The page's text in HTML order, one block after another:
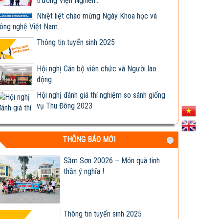
Nhiệt liệt chào mừng Ngày Khoa học và
nghệ Việt Nam...
Thông tin tuyển sinh 2025
Hội nghị Cán bộ viên chức và Người lao
động
Hội nghị đánh giá thí nghiệm so sánh giống
vụ Thu Đông 2023
Giống ngô lai TM181 đóng bắp kín, lõi nhỏ,
chịu bệnh tốt,...
Hợp tác nghiên cứu, phát triển sản xuất và
kinh doanh các...
Lễ ký kết Biên bản ghi nhớ hợp tác nghiên
cứu, phát triển...
Viện khoa học trụ vững trong cơ chế thị
trường - Viện trưởng...
THÔNG BÁO MỚI
Sầm Sơn 20026 – Món quà tinh
thần ý nghĩa !
Thông tin tuyển sinh 2025